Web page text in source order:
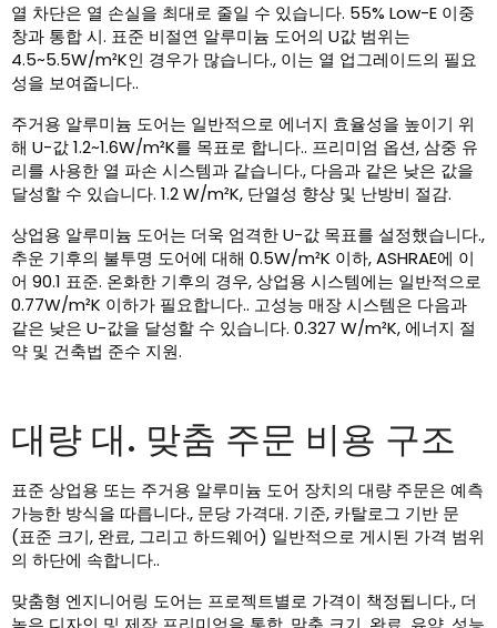
열 차단은 열 손실을 최대로 줄일 수 있습니다. 55% Low-E 이중
창과 통합 시. 표준 비절연 알루미늄 도어의 U값 범위는
4.5~5.5W/m²K인 경우가 많습니다., 이는 열 업그레이드의 필요
성을 보여줍니다..
주거용 알루미늄 도어는 일반적으로 에너지 효율성을 높이기 위
해 U-값 1.2~1.6W/m²K를 목표로 합니다.. 프리미엄 옵션, 삼중 유
리를 사용한 열 파손 시스템과 같습니다., 다음과 같은 낮은 값을
달성할 수 있습니다. 1.2 W/m²K, 단열성 향상 및 난방비 절감.
상업용 알루미늄 도어는 더욱 엄격한 U-값 목표를 설정했습니다.,
추운 기후의 불투명 도어에 대해 0.5W/m²K 이하, ASHRAE에 이
어 90.1 표준. 온화한 기후의 경우, 상업용 시스템에는 일반적으로
0.77W/m²K 이하가 필요합니다.. 고성능 매장 시스템은 다음과
같은 낮은 U-값을 달성할 수 있습니다. 0.327 W/m²K, 에너지 절
약 및 건축법 준수 지원.
대량 대. 맞춤 주문 비용 구조
표준 상업용 또는 주거용 알루미늄 도어 장치의 대량 주문은 예측
가능한 방식을 따릅니다., 문당 가격대. 기준, 카탈로그 기반 문
(표준 크기, 완료, 그리고 하드웨어) 일반적으로 게시된 가격 범위
의 하단에 속합니다..
맞춤형 엔지니어링 도어는 프로젝트별로 가격이 책정됩니다., 더